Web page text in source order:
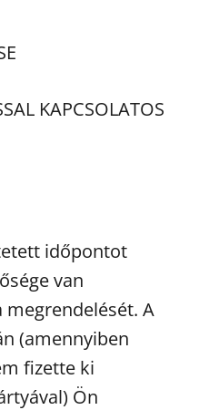
KAPCSOLATOS
időpontot
van
megrendelését. A
(amennyiben
fizette ki
Ön